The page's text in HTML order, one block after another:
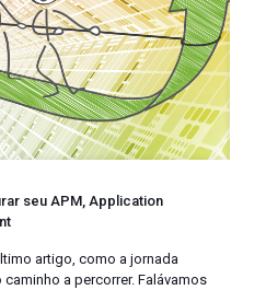
seu APM, Application
artigo, como a jornada
a percorrer. Falávamos